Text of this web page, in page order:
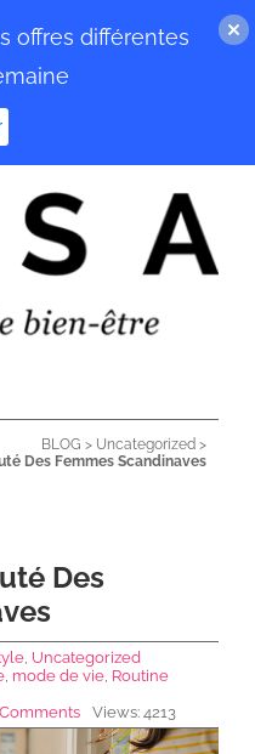
BLOG > Uncategorized >
Des Femmes Scandinaves
Des
Uncategorized
mode de vie Routine
Views: 4213
offres différentes